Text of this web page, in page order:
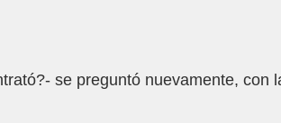
se preguntó nuevamente, con